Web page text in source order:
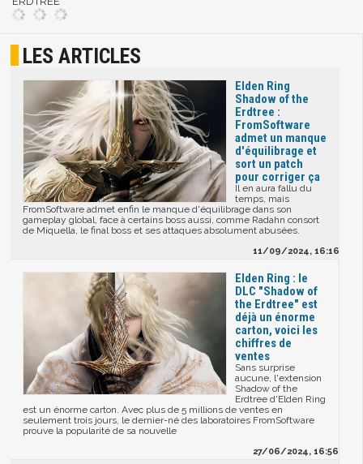
LES ARTICLES
Elden Ring
Shadow of the
Erdtree :
FromSoftware
admet un manque
d'équilibrage et
sort un patch
pour corriger ça
Il en aura fallu du
temps, mais
FromSoftware admet enfin le manque d'équilibrage dans son
gameplay global, face à certains boss aussi, comme Radahn consort
de Miquella, le final boss et ses attaques absolument abusées.
11/09/2024, 16:16
Elden Ring : le
DLC "Shadow of
the Erdtree" est
déjà un énorme
carton, voici les
chiffres de
ventes
Sans surprise
aucune, l'extension
Shadow of the
Erdtree d'Elden Ring
est un énorme carton. Avec plus de 5 millions de ventes en
seulement trois jours, le dernier-né des laboratoires FromSoftware
prouve la popularité de sa nouvelle
27/06/2024, 16:56